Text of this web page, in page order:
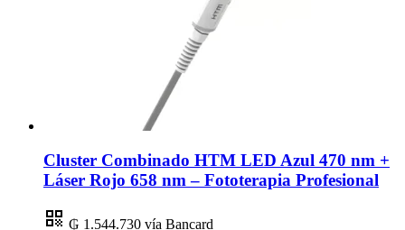
Cluster Combinado HTM LED Azul 470 nm +
Láser Rojo 658 nm – Fototerapia Profesional
₲ 1.544.730 vía Bancard